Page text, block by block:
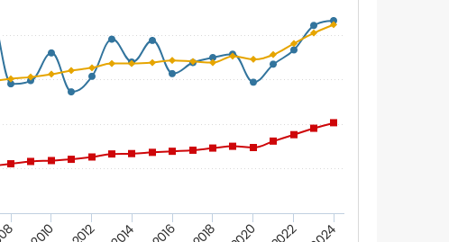
2010 2012 2014 2016 2018 2022